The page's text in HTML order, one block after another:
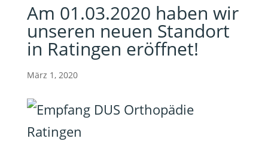
Am 01.03.2020 haben wir
unseren neuen Standort
in Ratingen eröffnet!
März 1, 2020